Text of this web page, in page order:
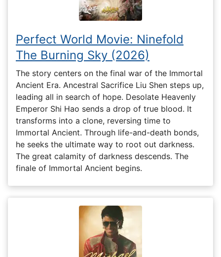
Perfect World Movie: Ninefold
The Burning Sky (2026)
The story centers on the final war of the Immortal
Ancient Era. Ancestral Sacrifice Liu Shen steps up,
leading all in search of hope. Desolate Heavenly
Emperor Shi Hao sends a drop of true blood. It
transforms into a clone, reversing time to
Immortal Ancient. Through life-and-death bonds,
he seeks the ultimate way to root out darkness.
The great calamity of darkness descends. The
finale of Immortal Ancient begins.